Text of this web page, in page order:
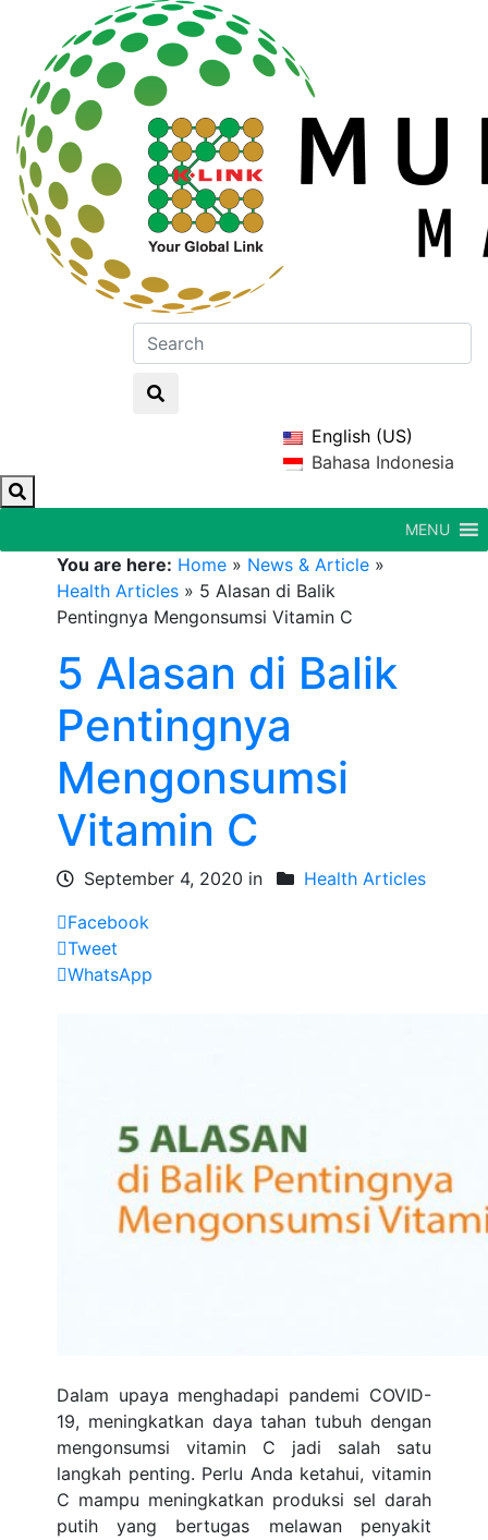
English (US)
Bahasa Indonesia
MENU
You are here: Home » News & Article »
Health Articles » 5 Alasan di Balik
Pentingnya Mengonsumsi Vitamin C
5 Alasan di Balik
Pentingnya
Mengonsumsi
Vitamin C
September 4, 2020 in
Health Articles
Facebook
Tweet
WhatsApp
Dalam upaya menghadapi pandemi COVID-
19, meningkatkan daya tahan tubuh dengan
mengonsumsi vitamin C jadi salah satu
langkah penting. Perlu Anda ketahui, vitamin
C mampu meningkatkan produksi sel darah
putih yang bertugas melawan penyakit